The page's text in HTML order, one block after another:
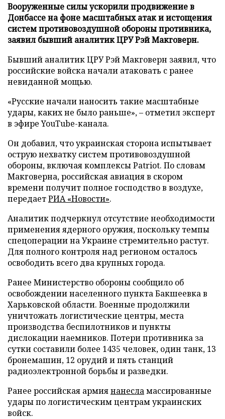
Вооруженные силы ускорили продвижение в
Донбассе на фоне масштабных атак и истощения
систем противовоздушной обороны противника,
заявил бывший аналитик ЦРУ Рэй Макговерн.
Бывший аналитик ЦРУ Рэй Макговерн заявил, что
российские войска начали атаковать с ранее
невиданной мощью.
«Русские начали наносить такие масштабные
удары, каких не было раньше», – отметил эксперт
в эфире YouTube-канала.
Он добавил, что украинская сторона испытывает
острую нехватку систем противовоздушной
обороны, включая комплексы Patriot. По словам
Макговерна, российская авиация в скором
времени получит полное господство в воздухе,
передаетРИА «Новости».
Аналитик подчеркнул отсутствие необходимости
применения ядерного оружия, поскольку темпы
спецоперации на Украине стремительно растут.
Для полного контроля над регионом осталось
освободить всего два крупных города.
Ранее Министерство обороны сообщило об
освобождении населенного пункта Бакшеевка в
Харьковской области. Военные продолжили
уничтожать логистические центры, места
производства беспилотников и пункты
дислокации наемников. Потери противника за
сутки составили более 1435 человек, один танк, 13
бронемашин, 12 орудий и пять станций
радиоэлектронной борьбы и разведки.
Ранее российская армиянанесламассированные
удары по логистическим центрам украинских
войск.